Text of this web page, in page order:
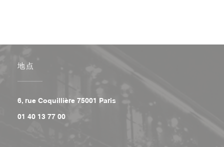
地点
6, rue Coquillière 75001 Paris
01 40 13 77 00